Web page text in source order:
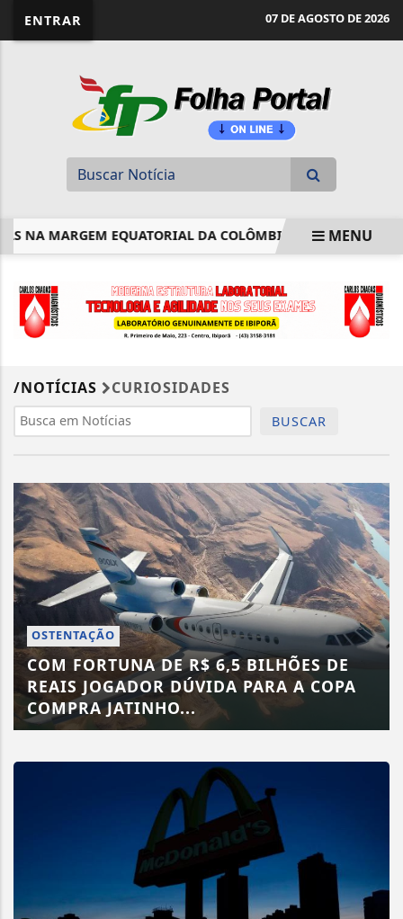
ENTRAR 07 DE AGOSTO DE 2026
NA MARGEM EQUATORIAL DA COLÔMBIA RJ: QUASE 13
MENU
/NOTÍCIAS CURIOSIDADES
BUSCAR
OSTENTAÇÃO
COM FORTUNA DE R$ 6,5 BILHÕES DE
REAIS JOGADOR DÚVIDA PARA A COPA
COMPRA JATINHO...